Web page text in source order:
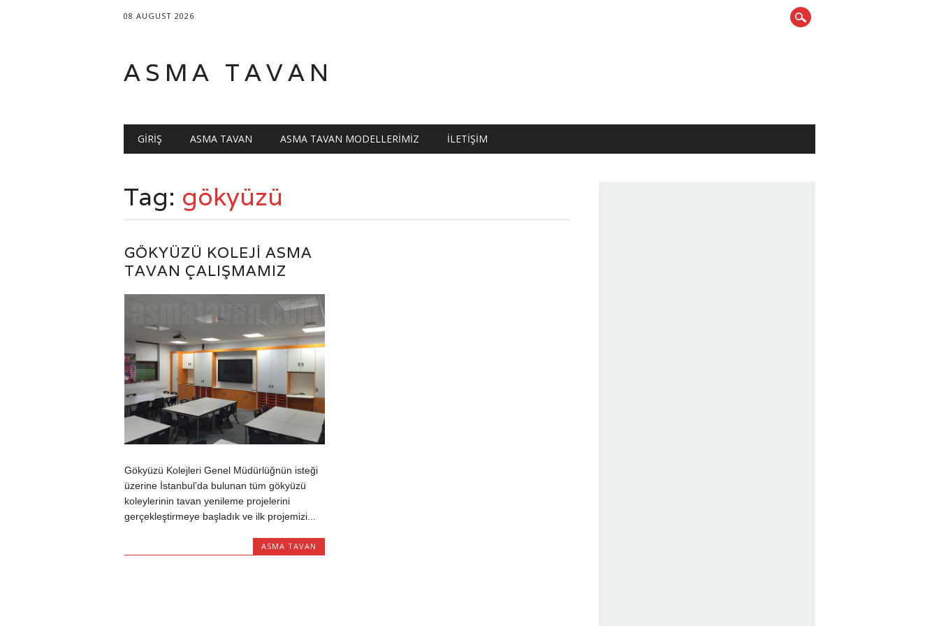
08 AUGUST 2026
ASMA TAVAN
Main menu
GIRIŞ ASMA TAVAN ASMA TAVAN MODELLERIMIZ İLETIŞIM
Tag: gökyüzü
GÖKYÜZÜ KOLEJI ASMA
TAVAN ÇALIŞMAMIZ
Gökyüzü Kolejleri Genel Müdürlüğnün isteği
üzerine İstanbul’da bulunan tüm gökyüzü
koleylerinin tavan yenileme projelerini
gerçekleştirmeye başladık ve ilk projemizi...
ASMA TAVAN